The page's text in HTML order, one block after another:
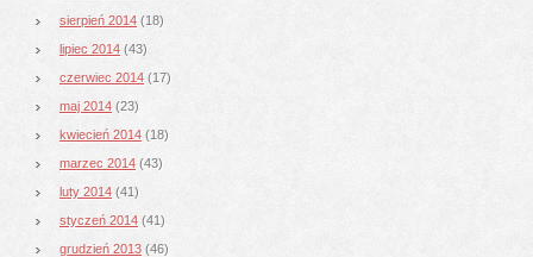
sierpień 2014 (18)
lipiec 2014 (43)
czerwiec 2014 (17)
maj 2014 (23)
kwiecień 2014 (18)
marzec 2014 (43)
luty 2014 (41)
styczeń 2014 (41)
grudzień 2013 (46)